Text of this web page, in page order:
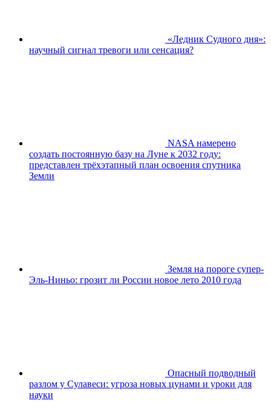
«Ледник Судного дня»:
научный сигнал тревоги или сенсация?
NASA намерено
создать постоянную базу на Луне к 2032 году:
представлен трёхэтапный план освоения спутника
Земли
Земля на пороге супер-
Эль-Ниньо: грозит ли России новое лето 2010 года
Опасный подводный
разлом у Сулавеси: угроза новых цунами и уроки для
науки